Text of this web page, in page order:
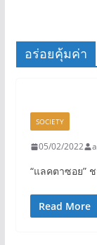
อร่อยคุ้มค่า
SOCIETY
05/02/2022
“แลคตาซอย”
Read More